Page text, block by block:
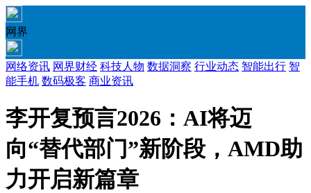
网界
网络资讯 网界财经 科技人物 数据洞察 行业动态 智能出行 智
能手机 数码极客 商业资讯
李开复预言2026：AI将迈
向“替代部门”新阶段，AMD助
力开启新篇章